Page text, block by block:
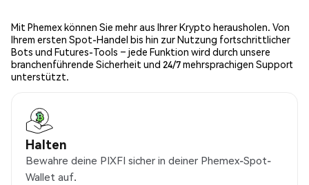
Mit Phemex können Sie mehr aus Ihrer Krypto herausholen. Von
Ihrem ersten Spot-Handel bis hin zur Nutzung fortschrittlicher
Bots und Futures-Tools – jede Funktion wird durch unsere
branchenführende Sicherheit und 24/7 mehrsprachigen Support
unterstützt.
Halten
Bewahre deine PIXFI sicher in deiner Phemex-Spot-
Wallet auf.